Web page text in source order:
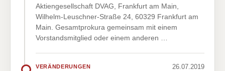
Aktiengesellschaft DVAG, Frankfurt am Main,
Wilhelm-Leuschner-Straße 24, 60329 Frankfurt am
Main. Gesamtprokura gemeinsam mit einem
Vorstandsmitglied oder einem anderen …
VERÄNDERUNGEN 26.07.2019